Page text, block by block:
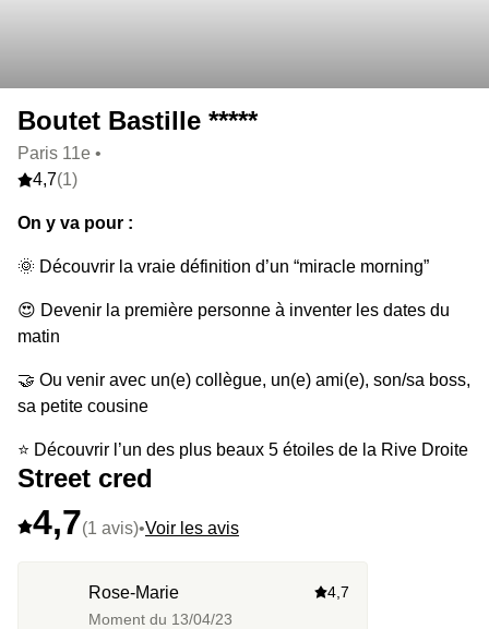
Boutet Bastille *****
Paris 11e •
4,7(1)
On y va pour :
🌞 Découvrir la vraie définition d’un “miracle morning”
😍 Devenir la première personne à inventer les dates du
matin
🤝 Ou venir avec un(e) collègue, un(e) ami(e), son/sa boss,
sa petite cousine
⭐ Découvrir l’un des plus beaux 5 étoiles de la Rive Droite
🍫 Faire une entrée remarquable dans une ancienne
chocolaterie parisienne
la lumière naturelle
Street cred
4,7(1 avis)•Voir les avis
Rose-Marie
Moment du 13/04/23
4,7